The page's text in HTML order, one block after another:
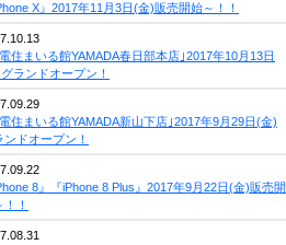
X』2017年11月3日(金)販売開始～！！
住まいる館YAMADA春日部本店｣2017年10月13日
ランドオープン！
住まいる館YAMADA新山下店｣2017年9月29日(金)
ンドオープン！
8』『iPhone 8 Plus』2017年9月22日(金)販売開
！